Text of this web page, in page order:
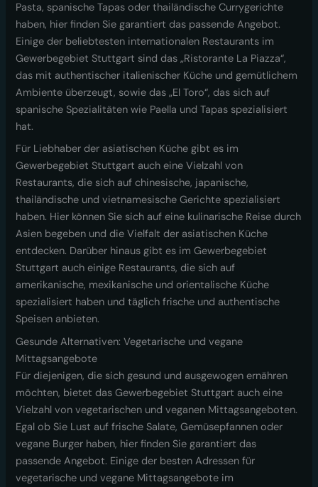
Pasta, spanische Tapas oder thailändische Currygerichte
haben, hier finden Sie garantiert das passende Angebot.
Einige der beliebtesten internationalen Restaurants im
Gewerbegebiet Stuttgart sind das „Ristorante La Piazza“,
das mit authentischer italienischer Küche und gemütlichem
Ambiente überzeugt, sowie das „El Toro“, das sich auf
spanische Spezialitäten wie Paella und Tapas spezialisiert
hat.
Für Liebhaber der asiatischen Küche gibt es im
Gewerbegebiet Stuttgart auch eine Vielzahl von
Restaurants, die sich auf chinesische, japanische,
thailändische und vietnamesische Gerichte spezialisiert
haben. Hier können Sie sich auf eine kulinarische Reise durch
Asien begeben und die Vielfalt der asiatischen Küche
entdecken. Darüber hinaus gibt es im Gewerbegebiet
Stuttgart auch einige Restaurants, die sich auf
amerikanische, mexikanische und orientalische Küche
spezialisiert haben und täglich frische und authentische
Speisen anbieten.
Gesunde Alternativen: Vegetarische und vegane
Mittagsangebote
Für diejenigen, die sich gesund und ausgewogen ernähren
möchten, bietet das Gewerbegebiet Stuttgart auch eine
Vielzahl von vegetarischen und veganen Mittagsangeboten.
Egal ob Sie Lust auf frische Salate, Gemüsepfannen oder
vegane Burger haben, hier finden Sie garantiert das
passende Angebot. Einige der besten Adressen für
vegetarische und vegane Mittagsangebote im